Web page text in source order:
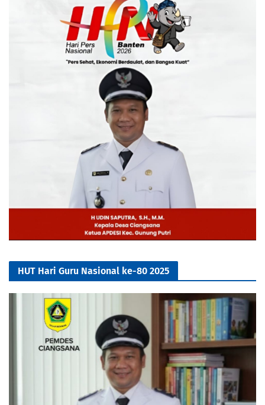
HUT Hari Guru Nasional ke-80 2025